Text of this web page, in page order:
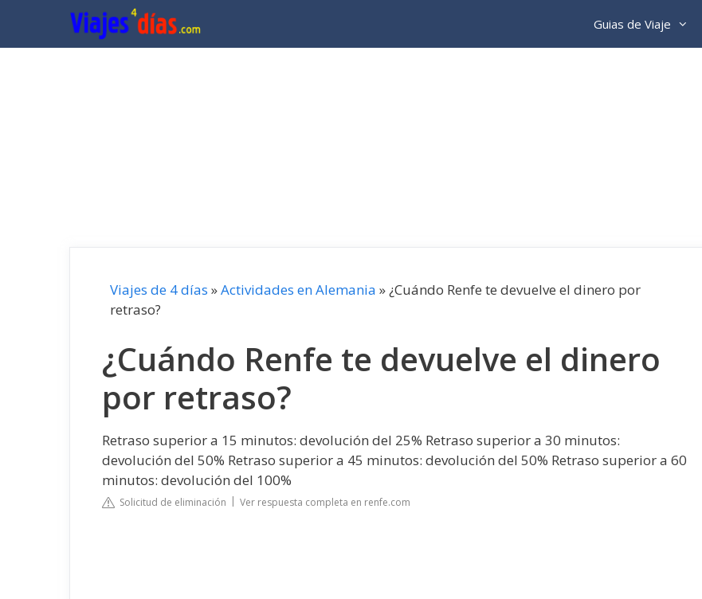
contenido
Guias de Viaje
Viajes de 4 días »Actividades en Alemania »¿Cuándo Renfe te devuelve el dinero por
retraso?
¿Cuándo Renfe te devuelve el dinero
por retraso?
Retraso superior a 15 minutos: devolución del 25% Retraso superior a 30 minutos:
devolución del 50% Retraso superior a 45 minutos: devolución del 50% Retraso superior a 60
minutos: devolución del 100%
Solicitud de eliminación Ver respuesta completa en renfe.com